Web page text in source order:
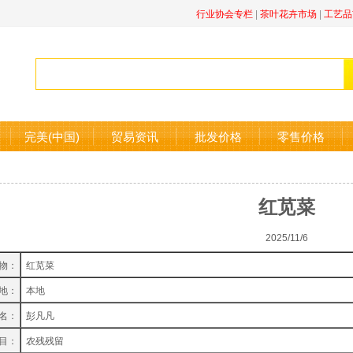
行业协会专栏 | 茶叶花卉市场 | 工艺
完美(中国) 贸易资讯 批发价格 零售价格
红苋菜
2025/11/6
：
红苋菜
：
本地
：
彭凡凡
：
农残残留